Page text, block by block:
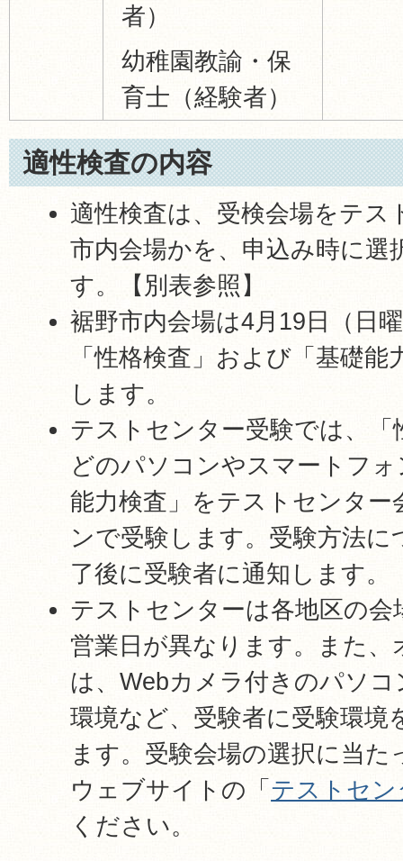
者）
幼稚園教諭・保
育士（経験者）
適性検査の内容
適性検査は、受検会場をテス
市内会場かを、申込み時に選
す。【別表参照】
裾野市内会場は4月19日（日
「性格検査」および「基礎
します。
テストセンター受験では、「
どのパソコンやスマートフ
能力検査」をテストセンタ
ンで受験します。受験方法
了後に受験者に通知します。
テストセンターは各地区の会
営業日が異なります。また
は、Webカメラ付きのパソ
環境など、受験者に受験環境
ます。受験会場の選択に当た
ウェブサイトの「 テストセン
ください。